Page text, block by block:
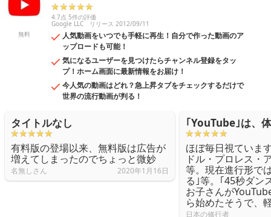
無料
4.7点 5件の評価
Google LLC リリース 2012/09/11
人気動画をいつでも手軽に再生！自分で作った動画のア
ップロードも可能！
気になるユーザーを見つけたらチャンネル登録をタッ
プ！ホーム画面に最新情報をお届け！
今人気の動画はどれ？急上昇タブをチェックするだけで
世界の流行動画が判る！
タイトルなし
有料版の登場以来、無料版は広告が
増えてしまったのでちょっと微妙
名無しさん 2020年1月16日
｢YouTube｣は、
ほぼ毎日視ていま
ドル・プロレス・
等。現在進行形で
る｣等。｢45秒ダン
お子さんが
ら始めたそうで、
日本の修行者